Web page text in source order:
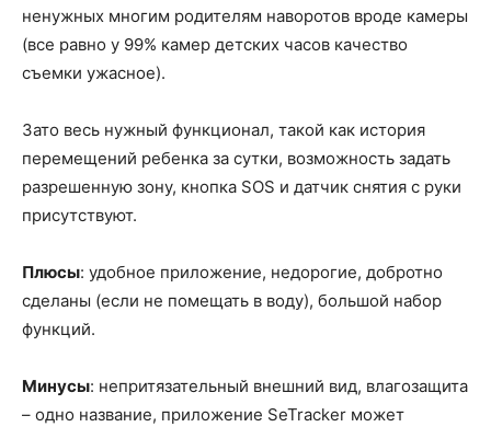
ненужных многим родителям наворотов вроде камеры
(все равно у 99% камер детских часов качество
съемки ужасное).
Зато весь нужный функционал, такой как история
перемещений ребенка за сутки, возможность задать
разрешенную зону, кнопка SOS и датчик снятия с руки
присутствуют.
Плюсы: удобное приложение, недорогие, добротно
сделаны (если не помещать в воду), большой набор
функций.
Минусы: непритязательный внешний вид, влагозащита
– одно название, приложение SeTracker может